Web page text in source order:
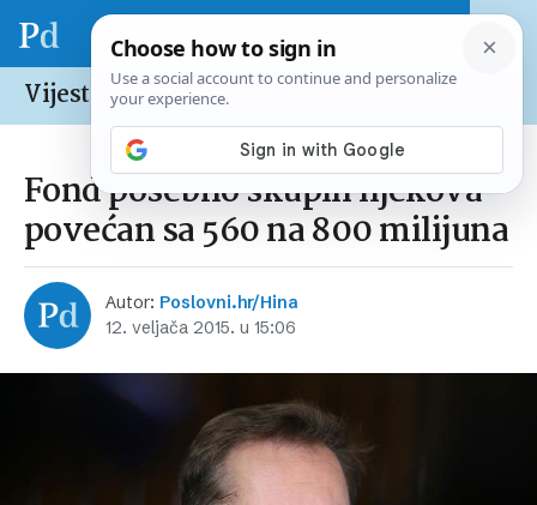
Vijesti /Hrvatska
Fond posebno skupih lijekova
povećan sa 560 na 800 milijuna
Autor: Poslovni.hr/Hina
12. veljača 2015. u 15:06